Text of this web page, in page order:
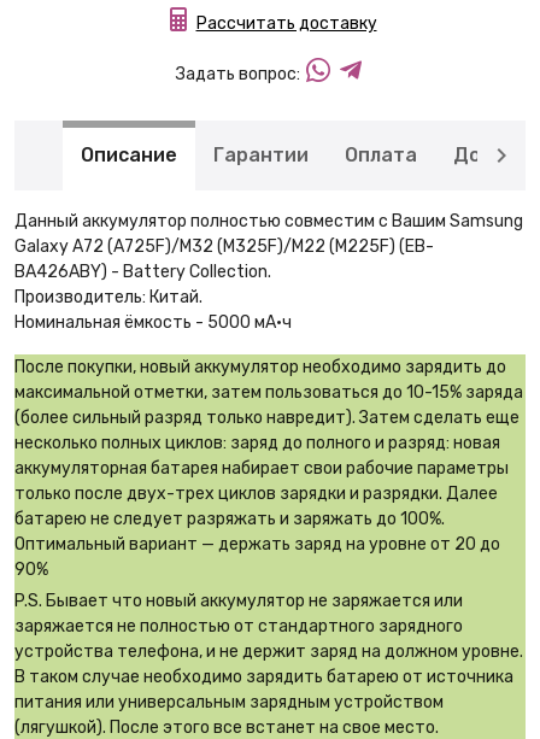
Рассчитать доставку
Задать вопрос:
Описание Гарантии Оплата
Данный аккумулятор полностью совместим с Вашим Samsung
Galaxy A72 (A725F)/M32 (M325F)/M22 (M225F) (EB-
BA426ABY) - Battery Collection.
Производитель: Китай.
Номинальная ёмкость - 5000 мА·ч
После покупки, новый аккумулятор необходимо зарядить до
максимальной отметки, затем пользоваться до 10-15% заряда
(более сильный разряд только навредит). Затем сделать еще
несколько полных циклов: заряд до полного и разряд: новая
аккумуляторная батарея набирает свои рабочие параметры
только после двух-трех циклов зарядки и разрядки. Далее
батарею не следует разряжать и заряжать до 100%.
Оптимальный вариант — держать заряд на уровне от 20 до
90%
P.S. Бывает что новый аккумулятор не заряжается или
заряжается не полностью от стандартного зарядного
устройства телефона, и не держит заряд на должном уровне.
В таком случае необходимо зарядить батарею от источника
питания или универсальным зарядным устройством
(лягушкой). После этого все встанет на свое место.